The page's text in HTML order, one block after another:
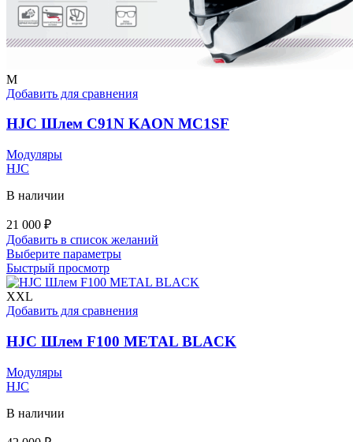
M
Добавить для сравнения
HJC Шлем C91N KAON MC1SF
Модуляры
HJC
В наличии
21 000 ₽
Добавить в список желаний
Выберите параметрыЭтот
имеет
вариаций.
можно
выбрать
Быстрый просмотр
XXL
Добавить для сравнения
HJC Шлем F100 METAL BLACK
Модуляры
HJC
В наличии